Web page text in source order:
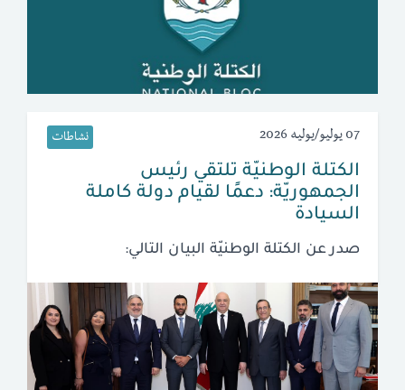
07 يوليو/يوليه 2026 نشاطات
الكتلة الوطنيّة تلتقي رئيس
الجمهوريّة: دعمًا لقيام دولة كاملة
السيادة
صدر عن الكتلة الوطنيّة البيان التالي: